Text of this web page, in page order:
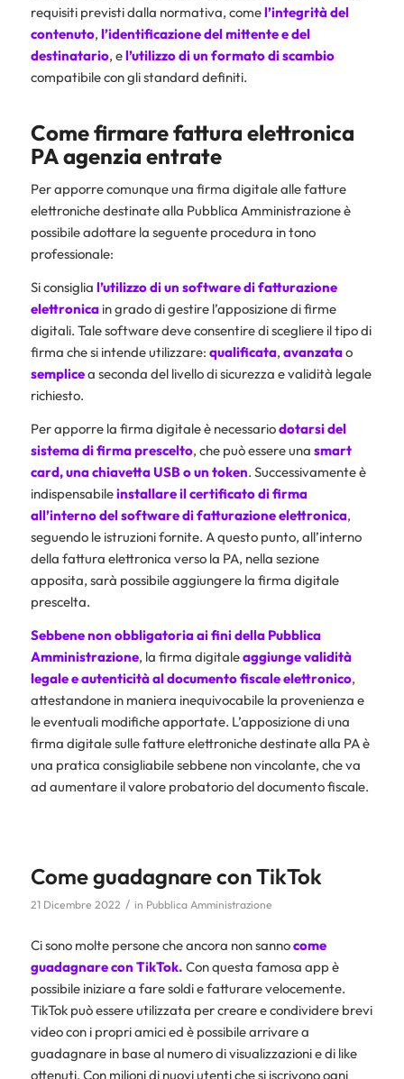
requisiti previsti dalla normativa, comel’integrità del
contenuto, l’identificazionedel mittente e del
destinatario, el’utilizzo di un formato di scambio
compatibile con gli standard definiti.
Come firmare fattura elettronica
PA agenzia entrate
Per apporre comunque una firma digitale alle fatture
elettroniche destinate alla Pubblica Amministrazione è
possibile adottare la seguente procedura in tono
professionale:
Si consiglia l’utilizzo di un software di fatturazione
elettronicain grado di gestire l’apposizione di firme
digitali. Tale software deve consentire di scegliere il tipo di
firma che si intende utilizzare: qualificata, avanzatao
semplicea seconda del livello di sicurezza e validità legale
richiesto.
Per apporre la firma digitale è necessariodotarsi del
sistema di firma prescelto, che può essere una smart
card, unachiavetta USB o un token. Successivamente è
indispensabileinstallare il certificato di firma
all’interno del software di fatturazione elettronica,
seguendo le istruzioni fornite. A questo punto, all’interno
della fattura elettronica verso la PA, nella sezione
apposita, sarà possibile aggiungere la firma digitale
prescelta.
Sebbene non obbligatoria ai fini della Pubblica
Amministrazione, la firma digitaleaggiunge validità
legale e autenticità al documento fiscale elettronico,
attestandone in maniera inequivocabile la provenienza e
le eventuali modifiche apportate. L’apposizione di una
firma digitale sulle fatture elettroniche destinate alla PA è
una pratica consigliabile sebbene non vincolante, che va
ad aumentare il valore probatorio del documento fiscale.
Come guadagnare con TikTok
21 Dicembre 2022 / in Pubblica Amministrazione
Ci sono molte persone che ancora non sannocome
guadagnare con TikTok. Con questa famosa app è
possibile iniziare a fare soldi e fatturare velocemente.
TikTok può essere utilizzata per creare e condividere brevi
video con i propri amici ed è possibile arrivare a
guadagnare in base al numero di visualizzazioni e di like
ottenuti. Con milioni di nuovi utenti che si iscrivono ogni